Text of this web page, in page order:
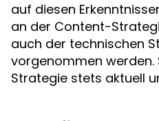
auf diesen
an der Content-
auch der technischen
vorgenommen werden.
Strategie stets aktuell